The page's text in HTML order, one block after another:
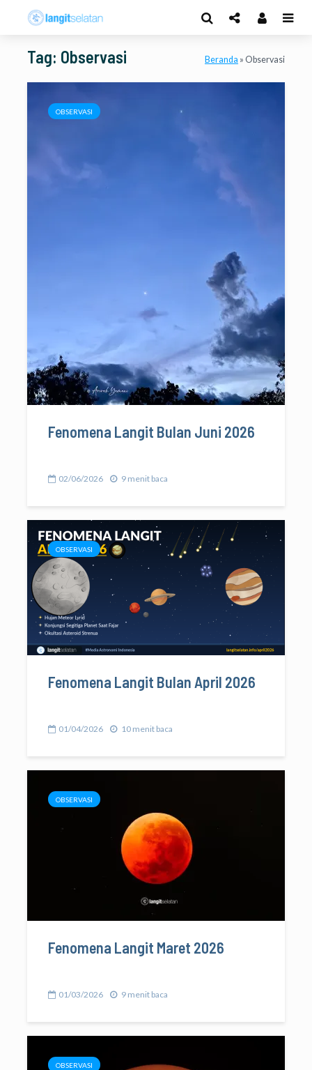
Tag: Observasi Beranda » Observasi
OBSERVASI
Fenomena Langit Bulan Juni 2026
02/06/2026 9 menit baca
OBSERVASI
Fenomena Langit Bulan April 2026
01/04/2026 10 menit baca
OBSERVASI
Fenomena Langit Maret 2026
01/03/2026 9 menit baca
OBSERVASI